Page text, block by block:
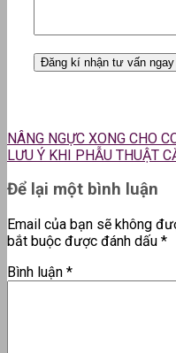
NÂNG NGỰC XONG CHO
LƯU Ý KHI PHẪU THUẬT
Để lại một bình luận
Email của bạn sẽ không
bắt buộc được đánh dấu *
Bình luận *